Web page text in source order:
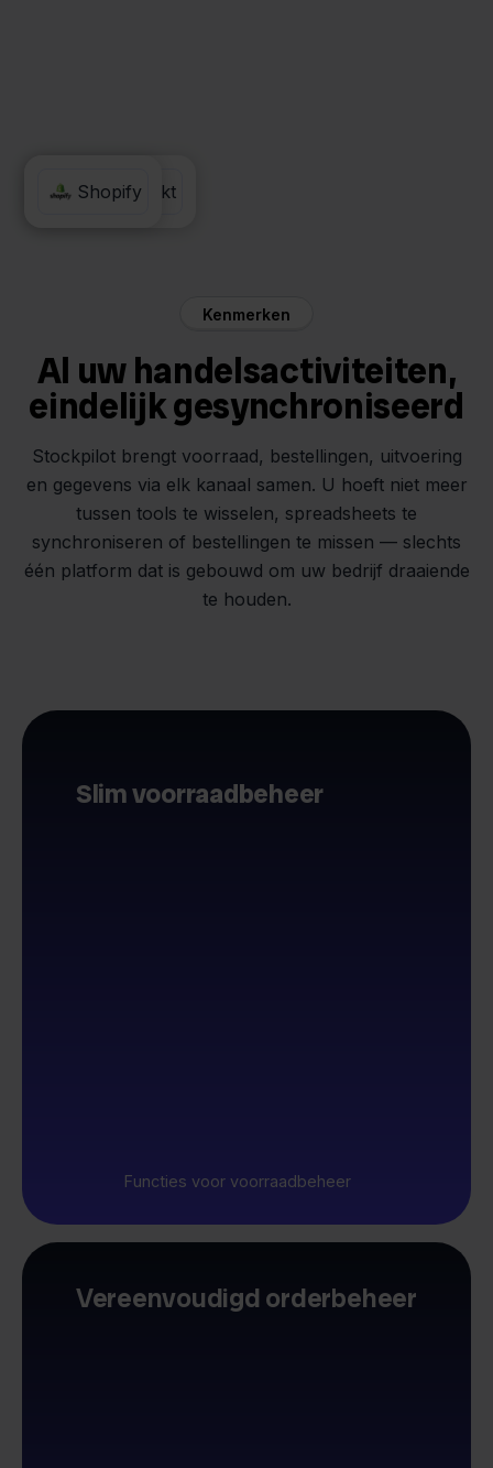
MediaMarkt
Shopify
Kenmerken
Al uw handelsactiviteiten,
eindelijk gesynchroniseerd
Stockpilot brengt voorraad, bestellingen, uitvoering
en gegevens via elk kanaal samen. U hoeft niet meer
tussen tools te wisselen, spreadsheets te
synchroniseren of bestellingen te missen — slechts
één platform dat is gebouwd om uw bedrijf draaiende
te houden.
Slim voorraadbeheer
Functies voor voorraadbeheer
Vereenvoudigd orderbeheer